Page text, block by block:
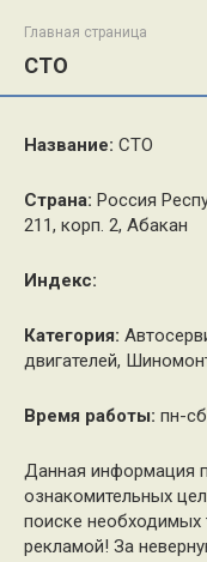
Главная страница
СТО
Название: СТО
Страна: Россия
211, корп. 2, Абакан
Индекс:
Категория:
двигателей,
Время работы: пн-
Данная информация
ознакомительных
поиске необходимых
рекламой! За